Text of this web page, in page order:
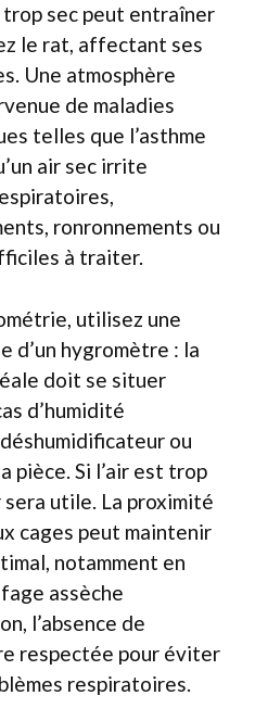
trop sec peut entraîner
le rat, affectant ses
Une atmosphère
de maladies
telles que l’asthme
air sec irrite
ronronnements ou
à traiter.
utilisez une
d’un hygromètre : la
doit se situer
d’humidité
ou
pièce. Si l’air est trop
utile. La proximité
cages peut maintenir
notamment en
assèche
l’absence de
respectée pour éviter
respiratoires.